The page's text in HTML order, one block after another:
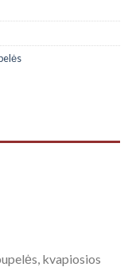
kvapiosios